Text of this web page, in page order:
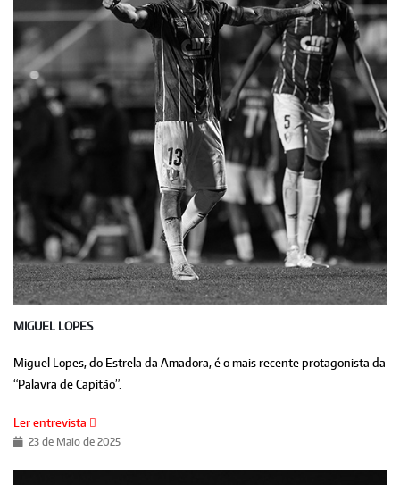
MIGUEL LOPES
Miguel Lopes, do Estrela da Amadora, é o mais recente protagonista da
“Palavra de Capitão”.
Ler entrevista
23 de Maio de 2025